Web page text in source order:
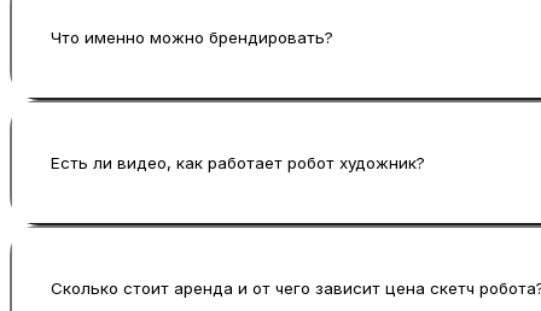
игрушки, рисовать здесь будет робот, а
праздников с большим потоком гостей.
Что именно можно брендировать?
реальностью.
Есть ли видео, как работает робот художник?
результат.
Сколько стоит аренда и от чего зависит цена скетч